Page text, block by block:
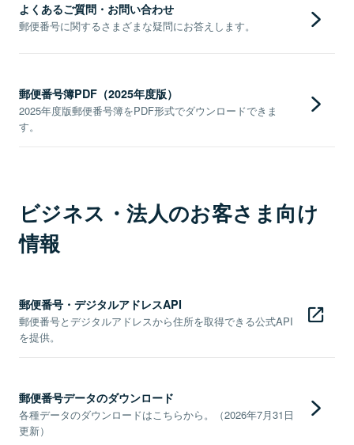
よくあるご質問・お問い合わせ
郵便番号に関するさまざまな疑問にお答えします。
郵便番号簿PDF（2025年度版）
2025年度版郵便番号簿をPDF形式でダウンロードできま
す。
ビジネス・法人のお客さま向け
情報
郵便番号・デジタルアドレスAPI
郵便番号とデジタルアドレスから住所を取得できる公式API
を提供。
郵便番号データのダウンロード
各種データのダウンロードはこちらから。（2026年7月31日
更新）